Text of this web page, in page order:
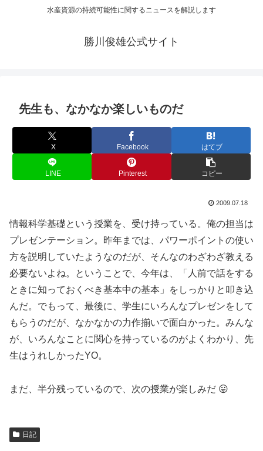
水産資源の持続可能性に関するニュースを解説します
勝川俊雄公式サイト
先生も、なかなか楽しいものだ
X Facebook はてブ
LINE Pinterest コピー
2009.07.18
情報科学基礎という授業を、受け持っている。俺の担当は
プレゼンテーション。昨年までは、パワーポイントの使い
方を説明していたようなのだが、そんなのわざわざ教える
必要ないよね。ということで、今年は、「人前で話をする
ときに知っておくべき基本中の基本」をしっかりと叩き込
んだ。でもって、最後に、学生にいろんなプレゼンをして
もらうのだが、なかなかの力作揃いで面白かった。みんな
が、いろんなことに関心を持っているのがよくわかり、先
生はうれしかったYO。
まだ、半分残っているので、次の授業が楽しみだ 😛
日記